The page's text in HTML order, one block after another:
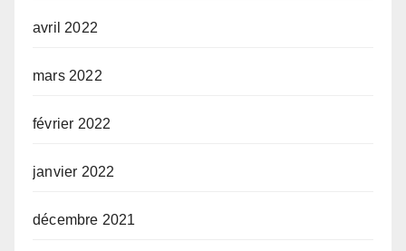
avril 2022
mars 2022
février 2022
janvier 2022
décembre 2021